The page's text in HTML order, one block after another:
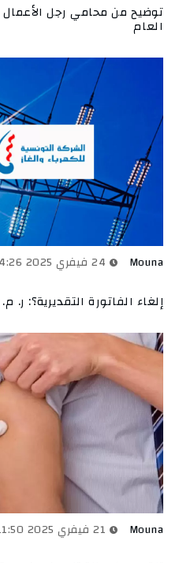
توضيح من محامي رجل
العام
Mouna
إلغاء الفاتورة التقديرية؟: ر.
Mouna